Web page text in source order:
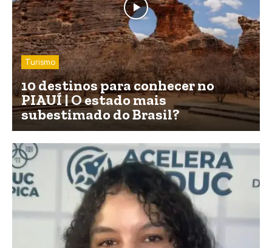
Turismo
10 destinos para conhecer no
PIAUÍ | O estado mais
subestimado do Brasil?